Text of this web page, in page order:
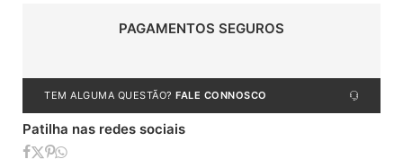
PAGAMENTOS SEGUROS
TEM ALGUMA QUESTÃO? FALE CONNOSCO
Patilha nas redes sociais